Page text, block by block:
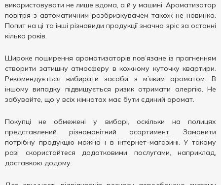
використовувати не лише вдома, а й у машині. Ароматизатор
повітря з автоматичним розбризкувачем також не новинка.
Попит на ці та інші різновиди продукції значно зріс за останні
кілька років.
Широке поширення ароматизаторів пов’язане із прагненням
створити затишну атмосферу в кожному куточку квартири.
Рекомендується вибирати засоби з м’яким ароматом. В
іншому випадку підвищується ризик отримати алергію. Не
забувайте, що у всіх кімнатах має бути єдиний аромат.
Покупці не обмежені у виборі, оскільки на полицях
представлений різноманітний асортимент. Замовити
потрібну продукцію можна і в інтернет-магазині. У такому
разі скористайтеся додатковими послугами, наприклад,
доставкою додому.